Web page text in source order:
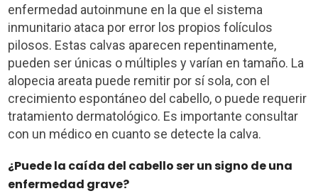
enfermedad autoinmune en la que el sistema
inmunitario ataca por error los propios folículos
pilosos. Estas calvas aparecen repentinamente,
pueden ser únicas o múltiples y varían en tamaño. La
alopecia areata puede remitir por sí sola, con el
crecimiento espontáneo del cabello, o puede requerir
tratamiento dermatológico. Es importante consultar
con un médico en cuanto se detecte la calva.
¿Puede la caída del cabello ser un signo de una
enfermedad grave?